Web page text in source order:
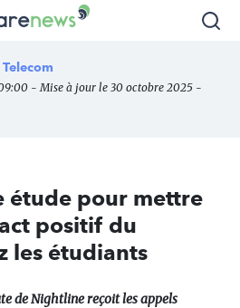
- Mise à jour le 30 octobre 2025 -
étude pour mettre
positif du
les étudiants
de Nightline reçoit les appels